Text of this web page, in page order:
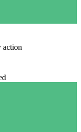
action